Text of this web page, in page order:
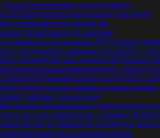
презентовал сольную работу
and Sons# презентовали видео «The Wolf»
отправляются на StereoLeto
#A-ha# выйдет 4 сентября
основатель легендарных #YES Крис
и Алдаспан# в мировом хит-параде с
#Tengri FM# был отмечен МО
анонсировали новый альбом «Music
опубликовали видео из будущего
обнародовали название нового альбом
собирает супергруппу
Stones# опубликовали альтернативное
выпустил новый сингл с Томоясу Хотеем
Drones от #Muse# на 1-м месте в чартах
Флауэрс# выпустил сольный альбом